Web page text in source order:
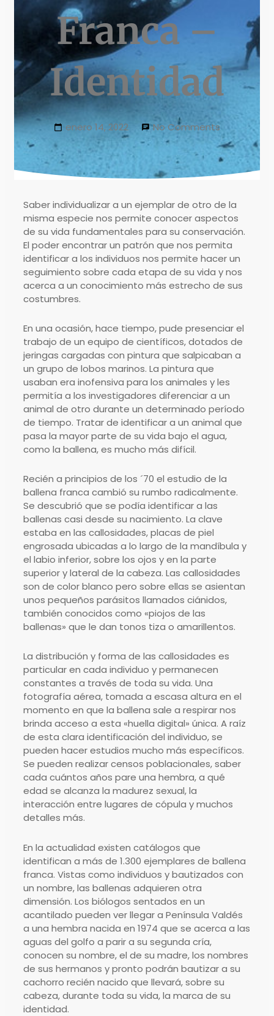
Franca –
Identidad
enero 14, 2022 No Comments
Saber individualizar a un ejemplar de otro de la
misma especie nos permite conocer aspectos
de su vida fundamentales para su conservación.
El poder encontrar un patrón que nos permita
identificar a los individuos nos permite hacer un
seguimiento sobre cada etapa de su vida y nos
acerca a un conocimiento más estrecho de sus
costumbres.
En una ocasión, hace tiempo, pude presenciar el
trabajo de un equipo de científicos, dotados de
jeringas cargadas con pintura que salpicaban a
un grupo de lobos marinos. La pintura que
usaban era inofensiva para los animales y les
permitía a los investigadores diferenciar a un
animal de otro durante un determinado período
de tiempo. Tratar de identificar a un animal que
pasa la mayor parte de su vida bajo el agua,
como la ballena, es mucho más difícil.
Recién a principios de los ´70 el estudio de la
ballena franca cambió su rumbo radicalmente.
Se descubrió que se podía identificar a las
ballenas casi desde su nacimiento. La clave
estaba en las callosidades, placas de piel
engrosada ubicadas a lo largo de la mandíbula y
el labio inferior, sobre los ojos y en la parte
superior y lateral de la cabeza. Las callosidades
son de color blanco pero sobre ellas se asientan
unos pequeños parásitos llamados ciánidos,
también conocidos como «piojos de las
ballenas» que le dan tonos tiza o amarillentos.
La distribución y forma de las callosidades es
particular en cada individuo y permanecen
constantes a través de toda su vida. Una
fotografía aérea, tomada a escasa altura en el
momento en que la ballena sale a respirar nos
brinda acceso a esta «huella digital» única. A raíz
de esta clara identificación del individuo, se
pueden hacer estudios mucho más específicos.
Se pueden realizar censos poblacionales, saber
cada cuántos años pare una hembra, a qué
edad se alcanza la madurez sexual, la
interacción entre lugares de cópula y muchos
detalles más.
En la actualidad existen catálogos que
identifican a más de 1.300 ejemplares de ballena
franca. Vistas como individuos y bautizados con
un nombre, las ballenas adquieren otra
dimensión. Los biólogos sentados en un
acantilado pueden ver llegar a Península Valdés
a una hembra nacida en 1974 que se acerca a las
aguas del golfo a parir a su segunda cría,
conocen su nombre, el de su madre, los nombres
de sus hermanos y pronto podrán bautizar a su
cachorro recién nacido que llevará, sobre su
cabeza, durante toda su vida, la marca de su
identidad.